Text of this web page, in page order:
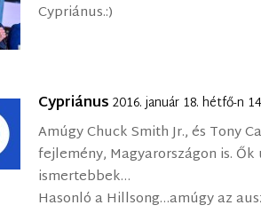
Cypriánus.:)
Cypriánus 2016. január 18. hétfő-n
Amúgy Chuck Smith Jr., és Tony
fejlemény, Magyarországon is.
ismertebbek…
Hasonló a Hillsong…amúgy az